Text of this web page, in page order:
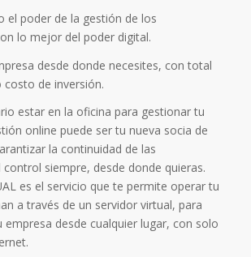
el poder de la gestión de los
lo mejor del poder digital.
desde donde necesites, con total
costo de inversión.
estar en la oficina para gestionar tu
online puede ser tu nueva socia de
la continuidad de las
siempre, desde donde quieras.
es el servicio que te permite operar tu
a través de un servidor virtual, para
empresa desde cualquier lugar, con solo